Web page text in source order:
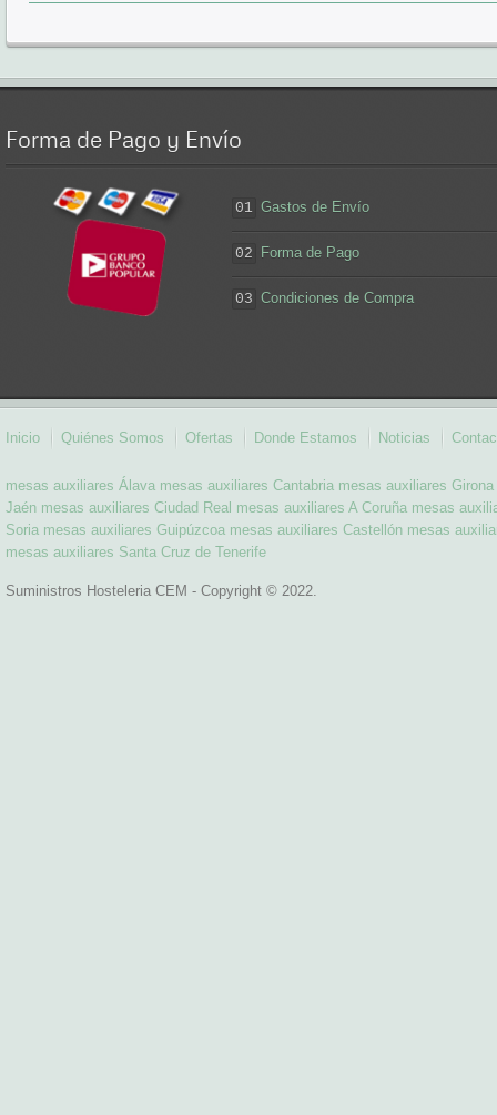
Forma de Pago y Envío
01 Gastos de Envío
02 Forma de Pago
03 Condiciones de Compra
Inicio Quiénes Somos Ofertas Donde Estamos Noticias
mesas auxiliares Álava mesas auxiliares Cantabria mesas auxiliares Girona
Jaén mesas auxiliares Ciudad Real mesas auxiliares A Coruña mesas
Soria mesas auxiliares Guipúzcoa mesas auxiliares Castellón mesas
mesas auxiliares Santa Cruz de Tenerife
Suministros Hosteleria CEM - Copyright © 2022.